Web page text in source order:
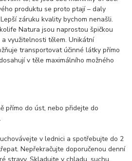
produktu se proto ptají – daly
záruku kvality bychom nenašli.
Natura jsou naprostou špičkou
využitelnosti tělem. Unikátní
transportovat účinné látky přímo
v těle maximálního možného
přímo do úst, nebo přidejte do
v lednici a spotřebujte do 2
Nepřekračujte doporučenou denní